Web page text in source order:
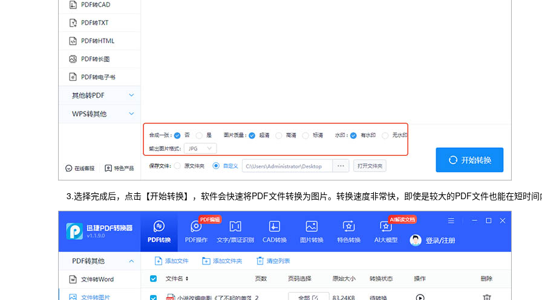
3.选择完成后，点击【开始转换】，软件会快速将PDF文件转换为图片。转换速度非常快，即使是较大的PDF文件也能在短时